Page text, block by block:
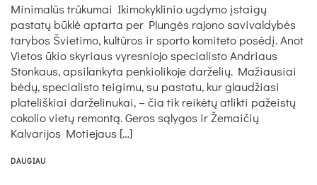
Minimalūs trūkumai Ikimokyklinio ugdymo įstaigų
pastatų būklė aptarta per Plungės rajono savivaldybės
tarybos Švietimo, kultūros ir sporto komiteto posėdį. Anot
Vietos ūkio skyriaus vyresniojo specialisto Andriaus
Stonkaus, apsilankyta penkiolikoje darželių. Mažiausiai
bėdų, specialisto teigimu, su pastatu, kur glaudžiasi
plateliškiai darželinukai, – čia tik reikėtų atlikti pažeistų
cokolio vietų remontą. Geros sąlygos ir Žemaičių
Kalvarijos Motiejaus […]
DAUGIAU